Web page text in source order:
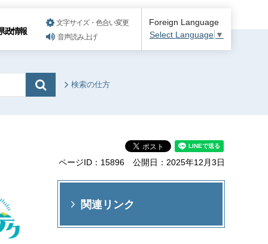
政情報
文字サイズ・色合い変更
音声読み上げ
Foreign Language
Select Language ▼
検索の仕方
ページID：15896 公開日：2025年12月3日
関連リンク